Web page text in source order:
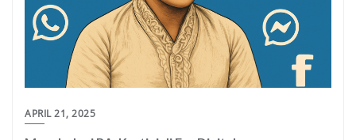
APRIL 21, 2025